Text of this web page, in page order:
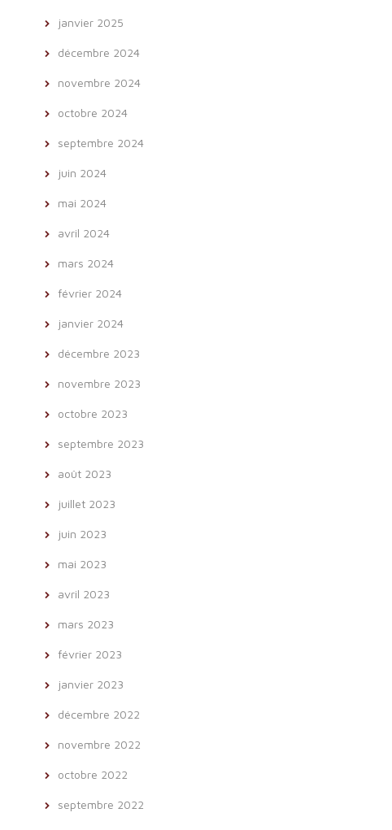
janvier 2025
décembre 2024
novembre 2024
octobre 2024
septembre 2024
juin 2024
mai 2024
avril 2024
mars 2024
février 2024
janvier 2024
décembre 2023
novembre 2023
octobre 2023
septembre 2023
août 2023
juillet 2023
juin 2023
mai 2023
avril 2023
mars 2023
février 2023
janvier 2023
décembre 2022
novembre 2022
octobre 2022
septembre 2022